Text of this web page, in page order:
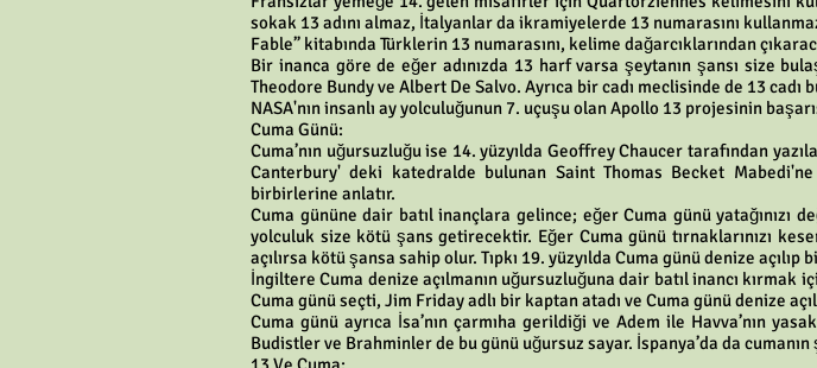
sokak 13 adını almaz, İtalyanlar da ikramiyelerde 13 numarasını
Fable” kitabında Türklerin 13 numarasını, kelime dağarcıklarından
Bir inanca göre de eğer adınızda 13 harf varsa şeytanın şansı size
Theodore Bundy ve Albert De Salvo. Ayrıca bir cadı meclisinde de 13 cadı
NASA'nın insanlı ay yolculuğunun 7. uçuşu olan Apollo 13 projesinin
Cuma Günü:
Cuma’nın uğursuzluğu ise 14. yüzyılda Geoffrey Chaucer tarafından
Canterbury' deki katedralde bulunan Saint Thomas Becket
birbirlerine anlatır.
Cuma gününe dair batıl inançlara gelince; eğer Cuma günü yatağınızı
yolculuk size kötü şans getirecektir. Eğer Cuma günü tırnaklarınızı
açılırsa kötü şansa sahip olur. Tıpkı 19. yüzyılda Cuma günü denize
İngiltere Cuma denize açılmanın uğursuzluğuna dair batıl inancı kırmak
Cuma günü seçti, Jim Friday adlı bir kaptan atadı ve Cuma günü denize
Cuma günü ayrıca İsa’nın çarmıha gerildiği ve Adem ile Havva’nın
Budistler ve Brahminler de bu günü uğursuz sayar. İspanya’da da